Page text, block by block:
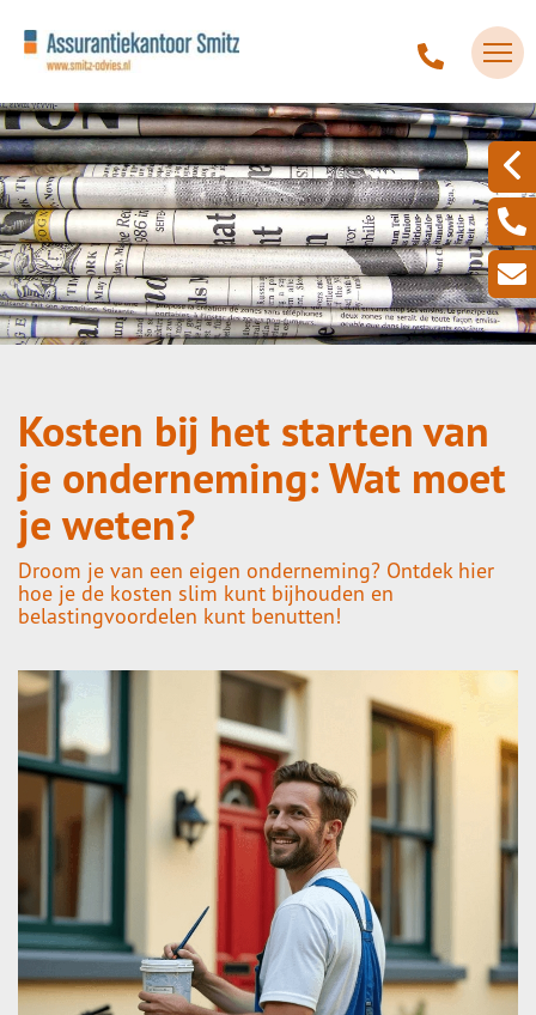
Kosten bij het starten van
je onderneming: Wat moet
je weten?
Droom je van een eigen onderneming? Ontdek hier
hoe je de kosten slim kunt bijhouden en
belastingvoordelen kunt benutten!